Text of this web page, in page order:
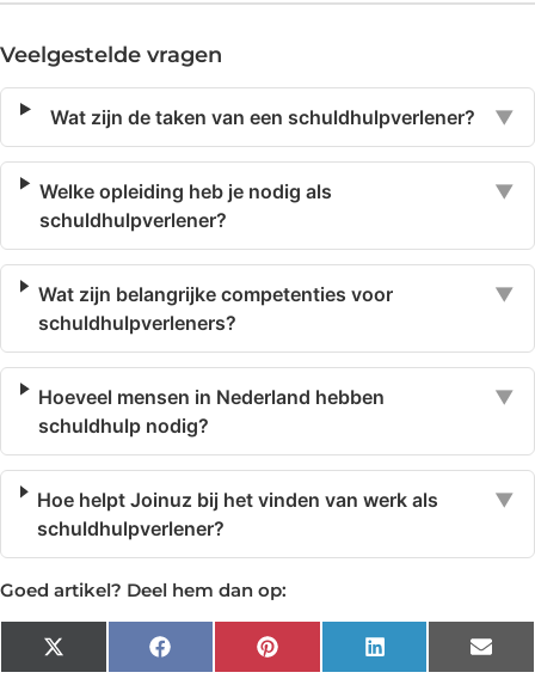
Veelgestelde vragen
Wat zijn de taken van een schuldhulpverlener? ▼
Welke opleiding heb je nodig als
schuldhulpverlener?
▼
Wat zijn belangrijke competenties voor
schuldhulpverleners?
▼
Hoeveel mensen in Nederland hebben
schuldhulp nodig?
▼
Hoe helpt Joinuz bij het vinden van werk als
schuldhulpverlener?
▼
Goed artikel? Deel hem dan op:
X
(Twitter)
Facebook Pinterest LinkedIn